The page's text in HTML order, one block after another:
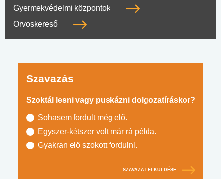
Gyermekvédelmi központok
Orvoskereső
Szavazás
Szoktál lesni vagy puskázni dolgozatíráskor?
Sohasem fordult még elő.
Egyszer-kétszer volt már rá példa.
Gyakran elő szokott fordulni.
SZAVAZAT ELKÜLDÉSE